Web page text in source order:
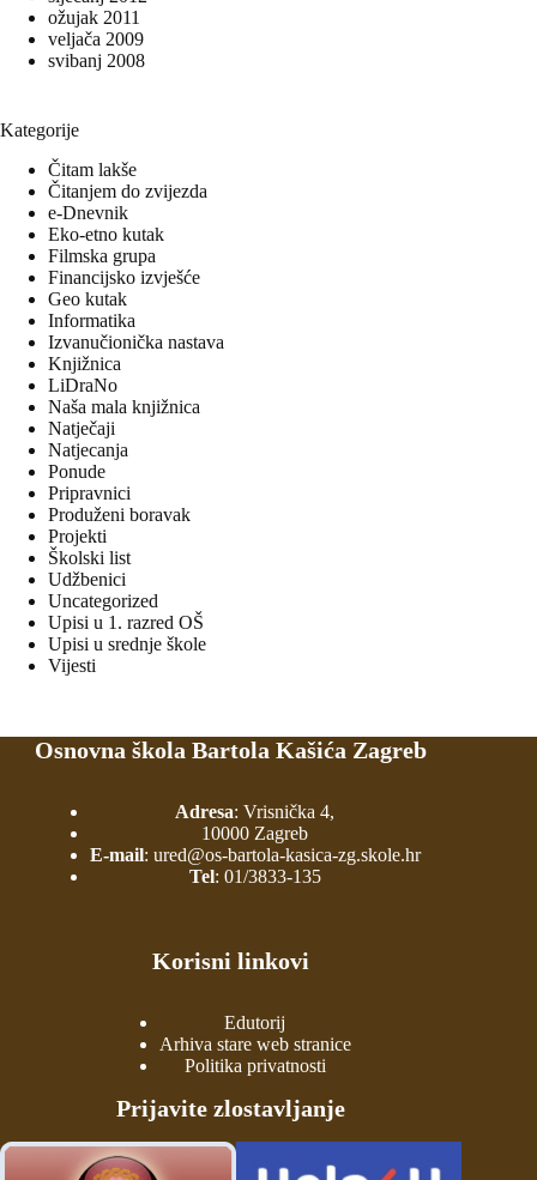
ožujak 2011
veljača 2009
svibanj 2008
Kategorije
Čitam lakše
Čitanjem do zvijezda
e-Dnevnik
Eko-etno kutak
Filmska grupa
Financijsko izvješće
Geo kutak
Informatika
Izvanučionička nastava
Knjižnica
LiDraNo
Naša mala knjižnica
Natječaji
Natjecanja
Ponude
Pripravnici
Produženi boravak
Projekti
Školski list
Udžbenici
Uncategorized
Upisi u 1. razred OŠ
Upisi u srednje škole
Vijesti
Osnovna škola Bartola Kašića Zagreb
Adresa: Vrisnička 4,
10000 Zagreb
E-mail: ured@os-bartola-kasica-zg.skole.hr
Tel: 01/3833-135
Korisni linkovi
Edutorij
Arhiva stare web stranice
Politika privatnosti
Prijavite zlostavljanje